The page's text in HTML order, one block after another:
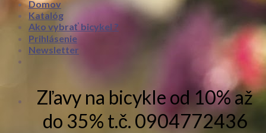
Domov
Katalóg
Ako vybrať bicykel ?
Prihlásenie
Newsletter
Zľavy na bicykle od 10% až
do 35% t.č. 0904772436